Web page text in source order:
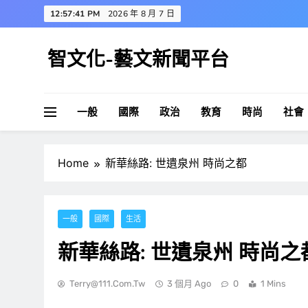
to
12:57:42 PM 2026 年 8 月 7 日
智文化-藝文新聞平台
一般 國際 政治 教育 時尚 社會
Home 新華絲路: 世遺泉州 時尚之都
一般 國際 生活
新華絲路: 世遺泉州 時尚之
Terry@111.com.tw 3 個月 Ago 0 1 Mins